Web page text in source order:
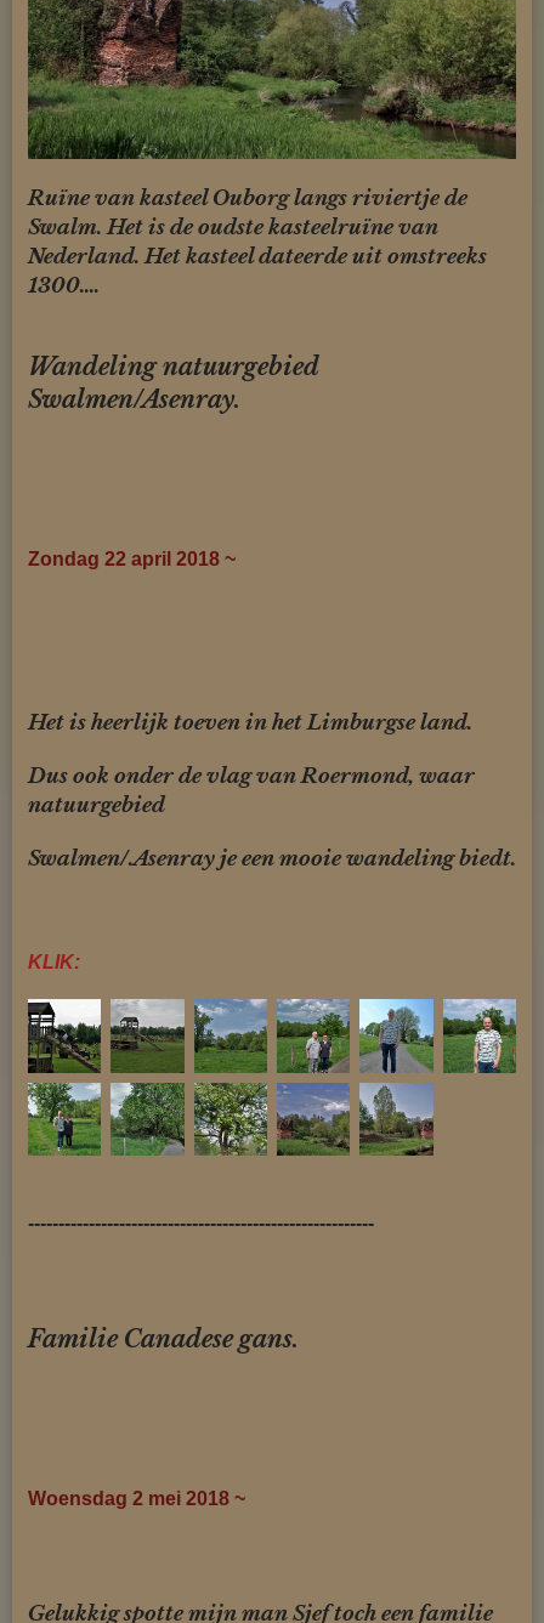
Ruïne van kasteel Ouborg langs riviertje de
Swalm. Het is de oudste kasteelruïne van
Nederland. Het kasteel dateerde uit omstreeks
1300....
Wandeling natuurgebied
Swalmen/Asenray.
Zondag 22 april 2018 ~
Het is heerlijk toeven in het Limburgse land.
Dus ook onder de vlag van Roermond, waar
natuurgebied
Swalmen/.Asenrayje een mooie wandeling biedt.
KLIK:
---------------------------------------------------------
Familie Canadese gans.
Woensdag 2 mei 2018 ~
Gelukkig spotte mijn man Sjef toch een familie